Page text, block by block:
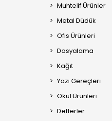
Muhtelif Ürünler
Metal Düdük
Ofis Ürünleri
Dosyalama
Kağıt
Yazı Gereçleri
Okul Ürünleri
Defterler